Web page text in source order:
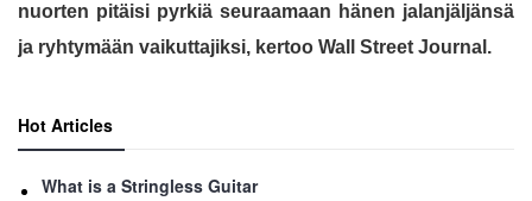
nuorten pitäisi pyrkiä seuraamaan hänen jalanjäljänsä
ja ryhtymään vaikuttajiksi, kertoo Wall Street Journal.
Hot Articles
What is a Stringless Guitar